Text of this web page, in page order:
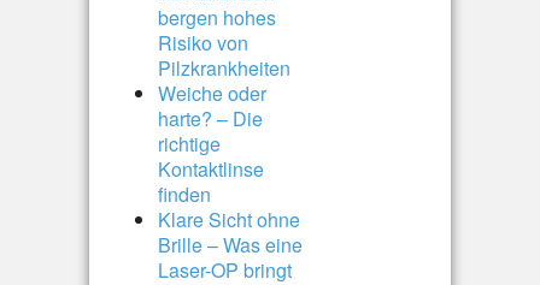
bergen hohes
Risiko von
Pilzkrankheiten
Weiche oder
harte? – Die
richtige
Kontaktlinse
finden
Klare Sicht ohne
Brille – Was eine
Laser-OP bringt